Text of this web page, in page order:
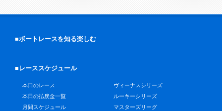
■ボートレースを知る楽しむ
■レーススケジュール
本日のレース
本日の払戻金一覧
月間スケジュール
ヴィーナスシリーズ
ルーキーシリーズ
マスターズリーグ